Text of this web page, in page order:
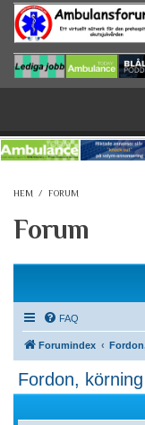
Hoppa till huvudinnehåll
HEM / FORUM
Forum